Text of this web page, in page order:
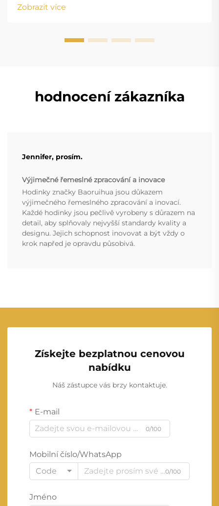
w...
Zobrazit více
hodnocení zákazníka
Jennifer, prosím.
Výjimečné řemeslné zpracování a inovace
Hodinky značky Baoruihua jsou důkazem
výjimečného řemeslného zpracování a inovací.
Každé hodinky jsou pečlivě vyrobeny s důrazem na
detail, aby splňovaly nejvyšší standardy kvality a
designu. Jejich schopnost inovovat a být vždy o
krok napřed je opravdu působivá.
Získejte bezplatnou cenovou
nabídku
Náš zástupce vás brzy kontaktuje.
E-mail
0/100
Mobilní číslo/WhatsApp
Code
0/100
Jméno